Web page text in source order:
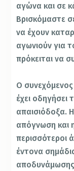
αγώνα και σε
Βρισκόμαστε
να έχουν
αγωνιούν για
πρόκειται να
Ο συνεχόμενος
έχει
απαισιόδοξα.
απόγνωση και
περισσότεροι
έντονα
αποδυνάμωσης